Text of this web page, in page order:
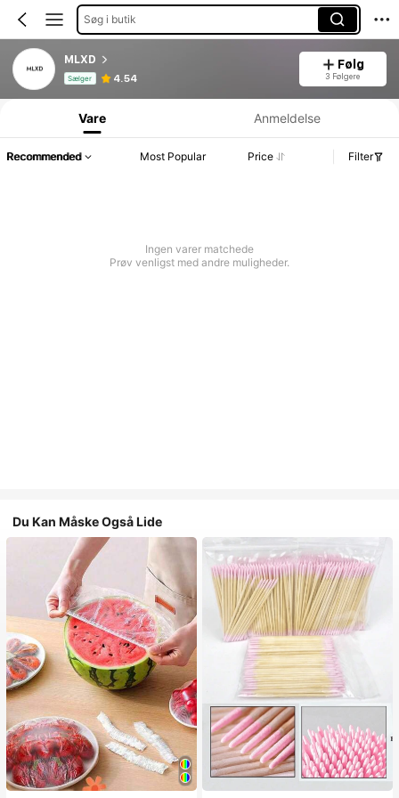
Søg i butik
MLXD
Sælger 4.54
Følg
3 Følgere
Produktinfo: Prisoplysning, salgs- og lageroplysninger.
Vare Anmeldelse
Recommended Most Popular Price Filter
Ingen varer matchede
Prøv venligst med andre muligheder.
Du Kan Måske Også Lide